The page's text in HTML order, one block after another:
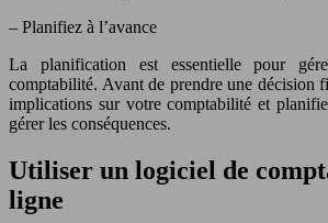
– Planifiez à l’avance
La planification est essentielle pour
comptabilité. Avant de prendre une décision
implications sur votre comptabilité et
gérer les conséquences.
Utiliser un logiciel de
ligne